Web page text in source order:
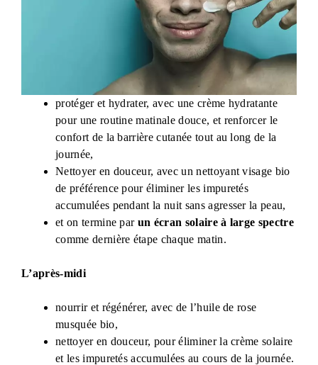
protéger et hydrater, avec une crème hydratante
pour une routine matinale douce, et renforcer le
confort de la barrière cutanée tout au long de la
journée,
Nettoyer en douceur, avec un nettoyant visage bio
de préférence pour éliminer les impuretés
accumulées pendant la nuit sans agresser la peau,
et on termine par un écran solaire à large spectre
comme dernière étape chaque matin.
L’après-midi
nourrir et régénérer, avec de l’huile de rose
musquée bio,
nettoyer en douceur, pour éliminer la crème solaire
et les impuretés accumulées au cours de la journée.